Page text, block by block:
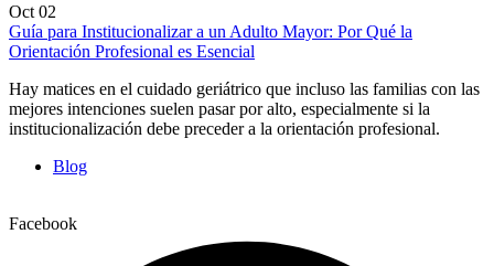
Oct 02
Guía para Institucionalizar a un Adulto Mayor: Por Qué la
Orientación Profesional es Esencial
Hay matices en el cuidado geriátrico que incluso las familias con las
mejores intenciones suelen pasar por alto, especialmente si la
institucionalización debe preceder a la orientación profesional.
Blog
Facebook